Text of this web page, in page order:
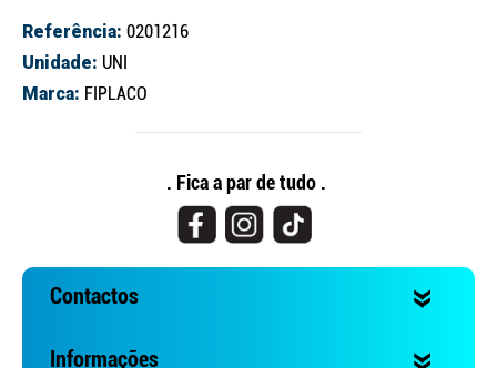
Referência: 0201216
Unidade: UNI
Marca: FIPLACO
. Fica a par de tudo .
Contactos
Informações